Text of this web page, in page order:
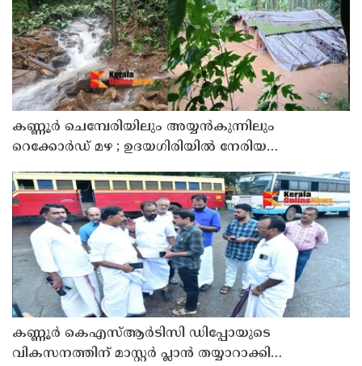
കണ്ണൂർ ചെമ്പേരിയിലും അയ്യൻകുന്നിലും
റെക്കോർഡ് മഴ ; ഉദയഗിരിയിൽ നേരിയ
ഉരുൾപൊട്ടൽ; 13 പേരെ ക്യാമ്പിലേക്ക് മാറ്റി
കണ്ണൂർ കെഎസ്ആർടിസി ഡിപ്പോയുടെ
വികസനത്തിന് മാസ്റ്റർ പ്ലാൻ തയ്യാറാക്കി